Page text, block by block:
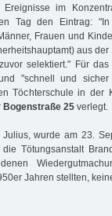
im
Tag den Eintrag:
Frauen und
aus
selektiert." Für
"schnell und
Töchterschule in der
Bogenstraße 25 verlegt.
wurde am 23.
Tötungsanstalt
Jahren stellten,